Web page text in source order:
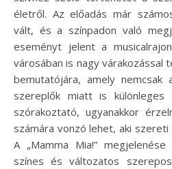
életről. Az előadás már
vált, és a színpadon való
eseményt jelent a
városában is nagy várakozással
bemutatójára, amely nemcsak
szereplők miatt is különleges
szórakoztató, ugyanakkor
számára vonzó lehet, aki
A „Mamma Mia!”
színes és változatos